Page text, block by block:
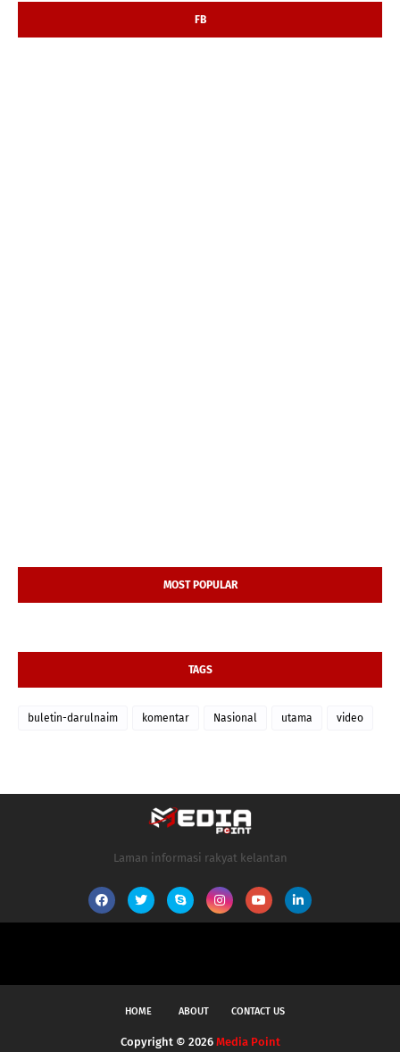
FB
MOST POPULAR
TAGS
buletin-darulnaim komentar Nasional utama video
Laman informasi rakyat kelantan
HOME ABOUT CONTACT US
Copyright © 2026 Media Point